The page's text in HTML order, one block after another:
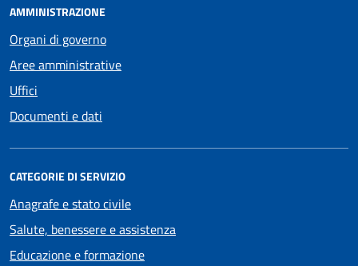
AMMINISTRAZIONE
Organi di governo
Aree amministrative
Uffici
Documenti e dati
CATEGORIE DI SERVIZIO
Anagrafe e stato civile
Salute, benessere e assistenza
Educazione e formazione